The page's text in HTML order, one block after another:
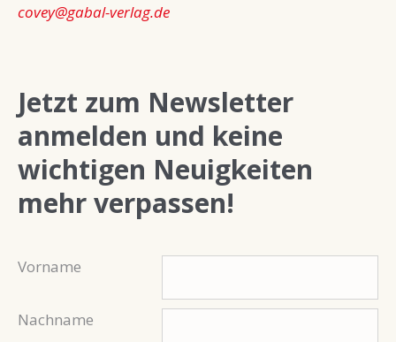
covey@gabal-verlag.de
Jetzt zum Newsletter
anmelden und keine
wichtigen Neuigkeiten
mehr verpassen!
Vorname
Nachname